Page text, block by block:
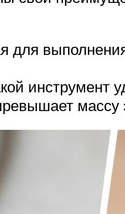
для
инструмент
массу